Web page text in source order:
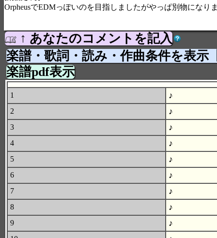
OrpheusでEDMっぽいのを目指しましたがやっぱ別物になり
↑ あなたのコメントを記入
楽譜・歌詞・読み・作曲条件を表示
楽譜pdf表示
1 ♪
2 ♪
3 ♪
4 ♪
5 ♪
6 ♪
7 ♪
8 ♪
9 ♪